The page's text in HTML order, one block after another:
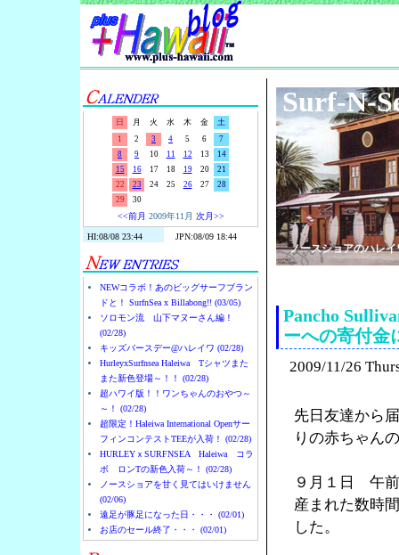
日 月 火 水 木 金
土
1
2 3 4 5 6
7
8
9 10 11 12 13
14
15
16 17 18 19 20
21
22
23 24 25 26 27
28
29
30
<<前月 2009年11月 次月>>
NEWコラボ！あのビッグサーフブラン
ドと！ SurfnSea x Billabong!! (03/05)
ソロモン流 山下マヌーさん編！
(02/28)
キッズバースデー@ハレイワ (02/28)
HurleyxSurfnsea Haleiwa Tシャツまた
また新色登場～！！ (02/28)
超ハワイ版！！ワンちゃんのおやつ～
～！ (02/28)
超限定！Haleiwa International Openサー
フィンコンテストTEEが入荷！ (02/28)
HURLEYｘSURFNSEA Haleiwa コラ
ボ ロンTの新色入荷～！ (02/28)
ノースショアを甘く見てはいけません
(02/06)
遠足が豚足になった日・・・ (02/01)
お店のセール終了・・・ (02/01)
Surf-N-
ノースショアのハレ
Pancho
ーへの寄付金
2009/11/26
先日友達から
りの赤ちゃん
９月１日 午前
産まれた数時
した。